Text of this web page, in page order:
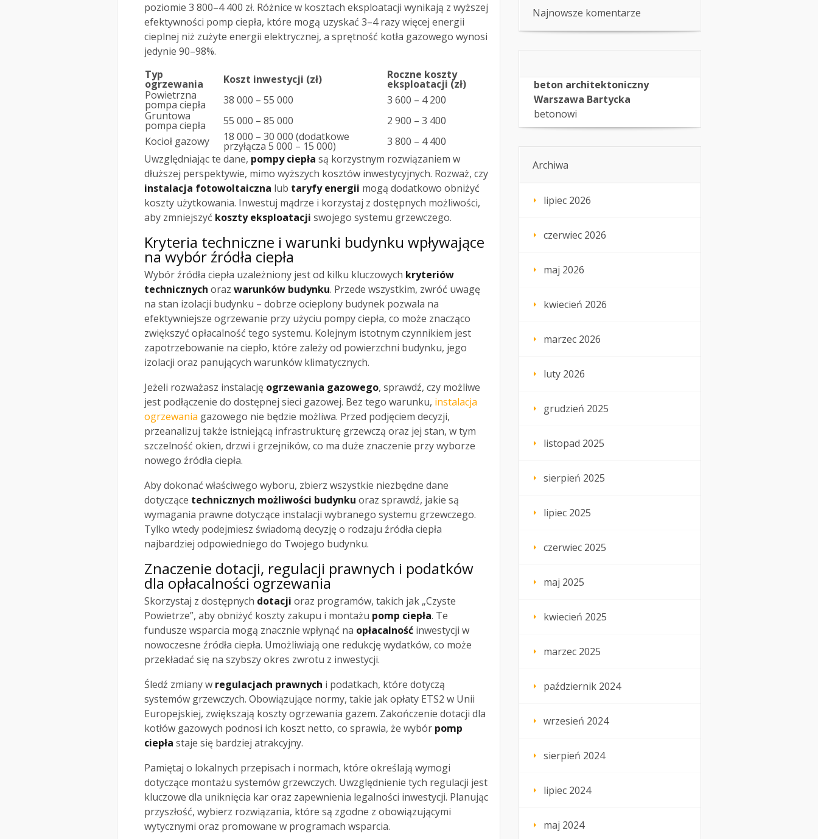
poziomie 3 800–4 400 zł. Różnice w kosztach eksploatacji wynikają z wyższej
efektywności pomp ciepła, które mogą uzyskać 3–4 razy więcej energii
cieplnej niż zużyte energii elektrycznej, a sprętność kotła gazowego wynosi
jedynie 90–98%.
Typ
ogrzewania Koszt inwestycji (zł) Roczne koszty
eksploatacji (zł)
Powietrzna
pompa ciepła 38 000 – 55 000
3 600 – 4 200
Gruntowa
pompa ciepła 55 000 – 85 000
2 900 – 3 400
Kocioł gazowy
18 000 – 30 000 (dodatkowe
przyłącza 5 000 – 15 000)
3 800 – 4 400
Uwzględniając te dane, pompy ciepła są korzystnym rozwiązaniem w
dłuższej perspektywie, mimo wyższych kosztów inwestycyjnych. Rozważ, czy
instalacja fotowoltaiczna lub taryfy energii mogą dodatkowo obniżyć
koszty użytkowania. Inwestuj mądrze i korzystaj z dostępnych możliwości,
aby zmniejszyć koszty eksploatacji swojego systemu grzewczego.
Kryteria techniczne i warunki budynku wpływające
na wybór źródła ciepła
Wybór źródła ciepła uzależniony jest od kilku kluczowych kryteriów
technicznych oraz warunków budynku. Przede wszystkim, zwróć uwagę
na stan izolacji budynku – dobrze ocieplony budynek pozwala na
efektywniejsze ogrzewanie przy użyciu pompy ciepła, co może znacząco
zwiększyć opłacalność tego systemu. Kolejnym istotnym czynnikiem jest
zapotrzebowanie na ciepło, które zależy od powierzchni budynku, jego
izolacji oraz panujących warunków klimatycznych.
Jeżeli rozważasz instalację ogrzewania gazowego, sprawdź, czy możliwe
jest podłączenie do dostępnej sieci gazowej. Bez tego warunku, instalacja
ogrzewania gazowego nie będzie możliwa. Przed podjęciem decyzji,
przeanalizuj także istniejącą infrastrukturę grzewczą oraz jej stan, w tym
szczelność okien, drzwi i grzejników, co ma duże znaczenie przy wyborze
nowego źródła ciepła.
Aby dokonać właściwego wyboru, zbierz wszystkie niezbędne dane
dotyczące technicznych możliwości budynku oraz sprawdź, jakie są
wymagania prawne dotyczące instalacji wybranego systemu grzewczego.
Tylko wtedy podejmiesz świadomą decyzję o rodzaju źródła ciepła
najbardziej odpowiedniego do Twojego budynku.
Znaczenie dotacji, regulacji prawnych i podatków
dla opłacalności ogrzewania
Skorzystaj z dostępnych dotacji oraz programów, takich jak „Czyste
Powietrze”, aby obniżyć koszty zakupu i montażu pomp ciepła. Te
fundusze wsparcia mogą znacznie wpłynąć na opłacalność inwestycji w
nowoczesne źródła ciepła. Umożliwiają one redukcję wydatków, co może
przekładać się na szybszy okres zwrotu z inwestycji.
Śledź zmiany w regulacjach prawnych i podatkach, które dotyczą
systemów grzewczych. Obowiązujące normy, takie jak opłaty ETS2 w Unii
Europejskiej, zwiększają koszty ogrzewania gazem. Zakończenie dotacji dla
kotłów gazowych podnosi ich koszt netto, co sprawia, że wybór pomp
ciepła staje się bardziej atrakcyjny.
Pamiętaj o lokalnych przepisach i normach, które określają wymogi
dotyczące montażu systemów grzewczych. Uwzględnienie tych regulacji jest
kluczowe dla uniknięcia kar oraz zapewnienia legalności inwestycji. Planując
przyszłość, wybierz rozwiązania, które są zgodne z obowiązującymi
wytycznymi oraz promowane w programach wsparcia.
Najnowsze komentarze
beton architektoniczny
Warszawa Bartycka
betonowi
Archiwa
lipiec 2026
czerwiec 2026
maj 2026
kwiecień 2026
marzec 2026
luty 2026
grudzień 2025
listopad 2025
sierpień 2025
lipiec 2025
czerwiec 2025
maj 2025
kwiecień 2025
marzec 2025
październik 2024
wrzesień 2024
sierpień 2024
lipiec 2024
maj 2024